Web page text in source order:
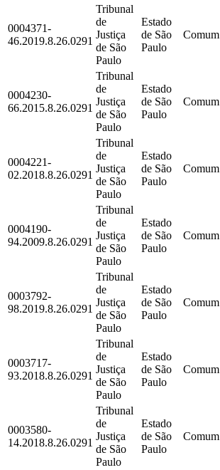
0004371-
46.2019.8.26.0291
Tribunal
de
Justiça
de São
Paulo
Estado
de São
Paulo
Comum
0004230-
66.2015.8.26.0291
Tribunal
de
Justiça
de São
Paulo
Estado
de São
Paulo
Comum
0004221-
02.2018.8.26.0291
Tribunal
de
Justiça
de São
Paulo
Estado
de São
Paulo
Comum
0004190-
94.2009.8.26.0291
Tribunal
de
Justiça
de São
Paulo
Estado
de São
Paulo
Comum
0003792-
98.2019.8.26.0291
Tribunal
de
Justiça
de São
Paulo
Estado
de São
Paulo
Comum
0003717-
93.2018.8.26.0291
Tribunal
de
Justiça
de São
Paulo
Estado
de São
Paulo
Comum
0003580-
14.2018.8.26.0291
Tribunal
de
Justiça
de São
Paulo
Estado
de São
Paulo
Comum